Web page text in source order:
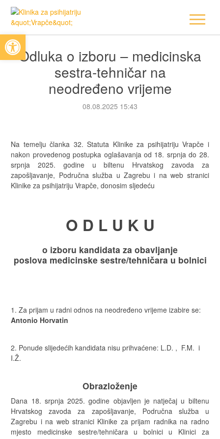
Odluka o izboru – medicinska
sestra-tehničar na
neodređeno vrijeme
08.08.2025 15:43
Na temelju članka 32. Statuta Klinike za psihijatriju Vrapče i
nakon provedenog postupka oglašavanja od 18. srpnja do 28.
srpnja 2025. godine u biltenu Hrvatskog zavoda za
zapošljavanje, Područna služba u Zagrebu i na web stranici
Klinike za psihijatriju Vrapče, donosim sljedeću
O D L U K U
o izboru kandidata za obavljanje
poslova medicinske sestre/tehničara u bolnici
Za prijam u radni odnos na neodređeno vrijeme izabire se:
Antonio Horvatin
Ponude slijedećih kandidata nisu prihvaćene: L.D. , F.M. i
I.Ž.
Obrazloženje
Dana 18. srpnja 2025. godine objavljen je natječaj u biltenu
Hrvatskog zavoda za zapošljavanje, Područna služba u
Zagrebu i na web stranici Klinike za prijam radnika na radno
mjesto medicinske sestre/tehničara u bolnici u Klinici za
Open toolbar